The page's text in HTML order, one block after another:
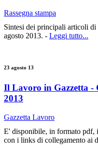
Rassegna stampa
Sintesi dei principali articoli
agosto 2013. - Leggi tutto...
23 agosto 13
Il Lavoro in Gazzetta -
2013
Gazzetta Lavoro
E' disponibile, in formato pdf,
con i links di collegamento ai